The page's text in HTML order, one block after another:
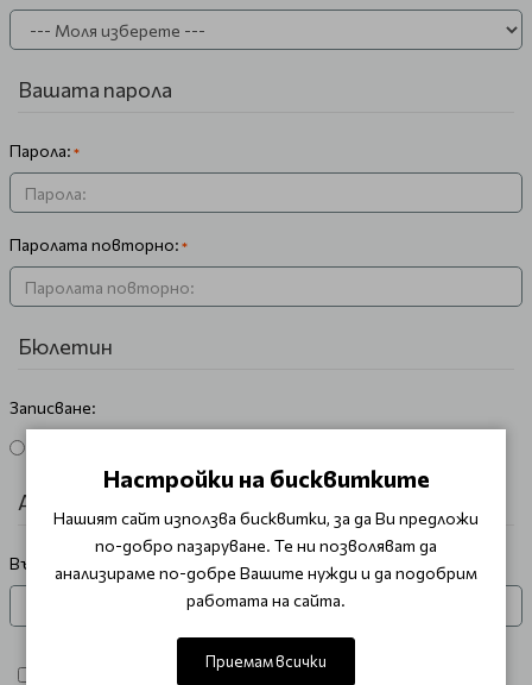
Вашата парола
Парола:
Паролата повторно:
Бюлетин
Записване:
Антибот
Въведете кода в полето
Прочел съм и съм съгласен с
Настройки на бисквитките
Нашият сайт използва бисквитки, за да Ви предложи
по-добро пазаруване. Те ни позволяват да
анализираме по-добре Вашите нужди и да подобрим
работата на сайта.
Приемам всички